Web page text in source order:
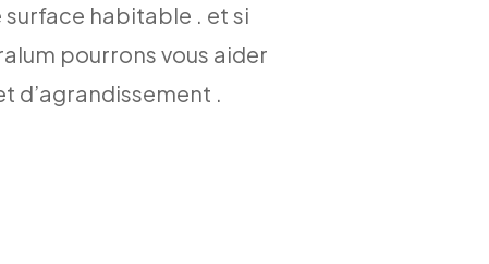
surface habitable . et si
pourrons vous aider
d’agrandissement .